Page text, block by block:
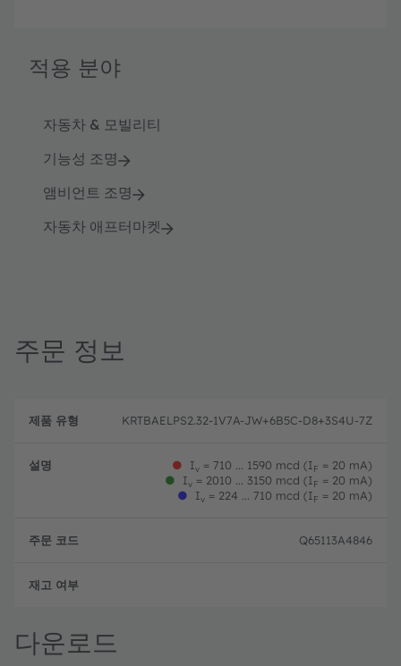
적용 분야
자동차 & 모빌리티
기능성 조명
앰비언트 조명
자동차 애프터마켓
주문 정보
품
설
문
KRTBAELPS2.32-1V7A-JW+6B5C-D8+3S4U-7Z
● Iv = 710 ... 1590 mcd (IF = 20 mA)
●
Iv = 2010 ... 3150 mcd (IF = 20 mA)
●
Iv = 224 ... 710 mcd (IF = 20 mA)
Q65113A4846
다운로드